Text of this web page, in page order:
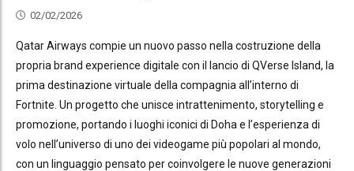
02/02/2026
Qatar Airways compie un nuovo passo nella costruzione della
propria brand experience digitale con il lancio di QVerse Island, la
prima destinazione virtuale della compagnia all’interno di
Fortnite. Un progetto che unisce intrattenimento, storytelling e
promozione, portando i luoghi iconici di Doha e l’esperienza di
volo nell’universo di uno dei videogame più popolari al mondo,
con un linguaggio pensato per coinvolgere le nuove generazioni